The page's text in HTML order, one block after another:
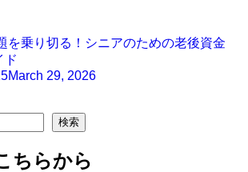
を乗り切る！シニアのための老後資金
ド
March 29, 2026
検索
ちらから